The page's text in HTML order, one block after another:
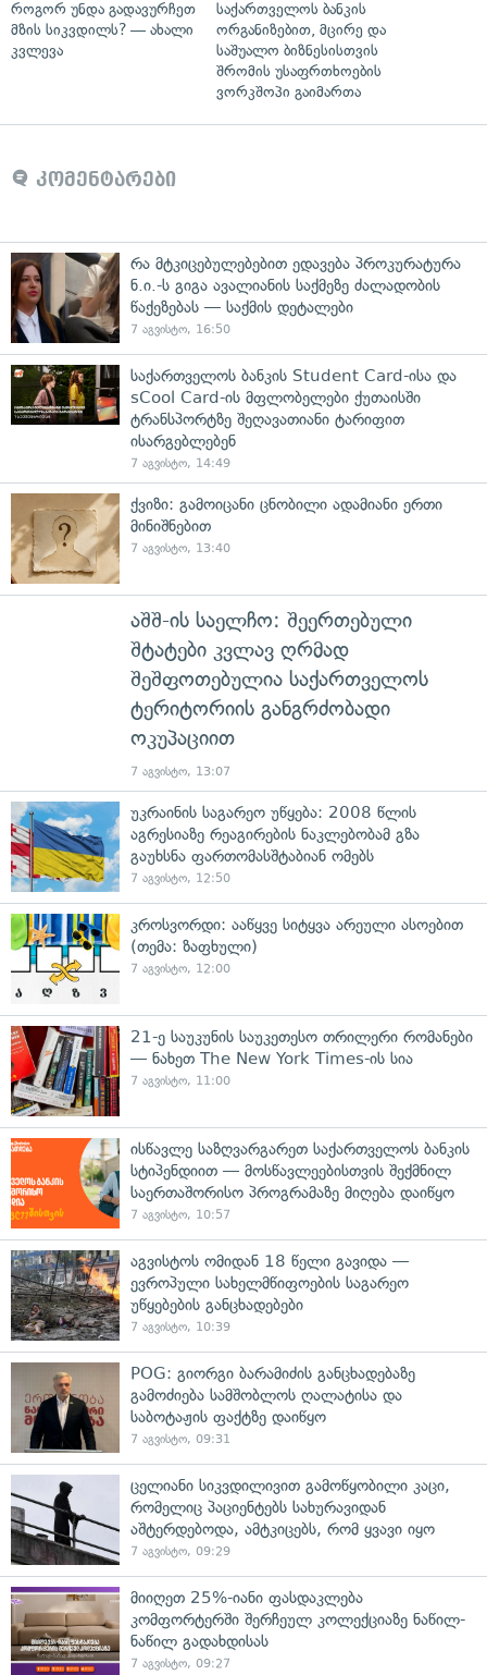
როგორ უნდა გადავურჩეთ
მზის სიკვდილს? — ახალი
კვლევა
საქართველოს ბანკის
ორგანიზებით, მცირე და
საშუალო ბიზნესისთვის
შრომის უსაფრთხოების
ვორკშოპი გაიმართა
კომენტარები
რა მტკიცებულებებით ედავება პროკურატურა
ნ.ი.-ს გიგა ავალიანის საქმეზე ძალადობის
წაქეზებას — საქმის დეტალები
7 აგვისტო, 16:50
საქართველოს ბანკის Student Card-ისა და
sCool Card-ის მფლობელები ქუთაისში
ტრანსპორტზე შეღავათიანი ტარიფით
ისარგებლებენ
7 აგვისტო, 14:49
ქვიზი: გამოიცანი ცნობილი ადამიანი ერთი
მინიშნებით
7 აგვისტო, 13:40
აშშ-ის საელჩო: შეერთებული
შტატები კვლავ ღრმად
შეშფოთებულია საქართველოს
ტერიტორიის განგრძობადი
ოკუპაციით
7 აგვისტო, 13:07
უკრაინის საგარეო უწყება: 2008 წლის
აგრესიაზე რეაგირების ნაკლებობამ გზა
გაუხსნა ფართომასშტაბიან ომებს
7 აგვისტო, 12:50
კროსვორდი: ააწყვე სიტყვა არეული ასოებით
(თემა: ზაფხული)
7 აგვისტო, 12:00
21-ე საუკუნის საუკეთესო თრილერი რომანები
— ნახეთ The New York Times-ის სია
7 აგვისტო, 11:00
ისწავლე საზღვარგარეთ საქართველოს ბანკის
სტიპენდიით — მოსწავლეებისთვის შექმნილ
საერთაშორისო პროგრამაზე მიღება დაიწყო
7 აგვისტო, 10:57
აგვისტოს ომიდან 18 წელი გავიდა —
ევროპული სახელმწიფოების საგარეო
უწყებების განცხადებები
7 აგვისტო, 10:39
POG: გიორგი ბარამიძის განცხადებაზე
გამოძიება სამშობლოს ღალატისა და
საბოტაჟის ფაქტზე დაიწყო
7 აგვისტო, 09:31
ცელიანი სიკვდილივით გამოწყობილი კაცი,
რომელიც პაციენტებს სახურავიდან
აშტერდებოდა, ამტკიცებს, რომ ყვავი იყო
7 აგვისტო, 09:29
მიიღეთ 25%-იანი ფასდაკლება
კომფორტერში შერჩეულ კოლექციაზე ნაწილ-
ნაწილ გადახდისას
7 აგვისტო, 09:27